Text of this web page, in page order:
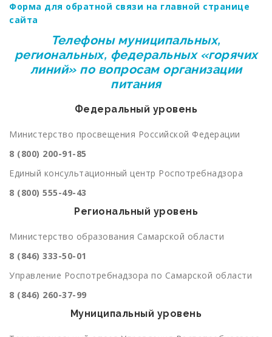
Форма для обратной связи на главной странице
сайта
Телефоны муниципальных,
региональных, федеральных «горячих
линий» по вопросам организации
питания
Федеральный уровень
Министерство просвещения Российской Федерации
8 (800) 200-91-85
Единый консультационный центр Роспотребнадзора
8 (800) 555-49-43
Региональный уровень
Министерство образования Самарской области
8 (846) 333-50-01
Управление Роспотребнадзора по Самарской области
8 (846) 260-37-99
Муниципальный уровень